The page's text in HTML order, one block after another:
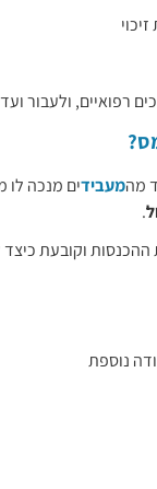
מהמעבידים מנכה לו
.
וקובעת